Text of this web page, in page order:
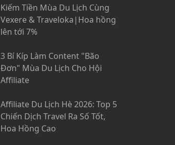
Kiếm Tiền Mùa Du Lịch Cùng
Vexere & Traveloka|Hoa hồng
lên tới 7%
3 Bí Kíp Làm Content "Bão
Đơn" Mùa Du Lịch Cho Hội
Affiliate
Affiliate Du Lịch Hè 2026: Top 5
Chiến Dịch Travel Ra Số Tốt,
Hoa Hồng Cao